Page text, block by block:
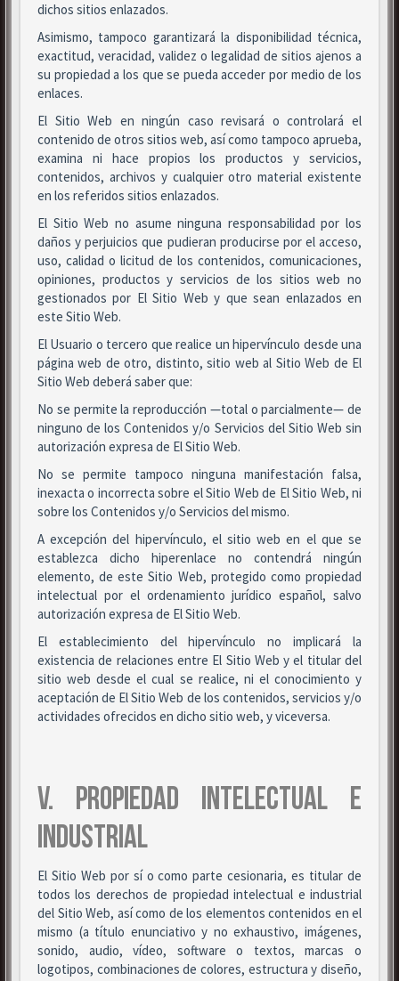
dichos sitios enlazados.
Asimismo, tampoco garantizará la disponibilidad técnica,
exactitud, veracidad, validez o legalidad de sitios ajenos a
su propiedad a los que se pueda acceder por medio de los
enlaces.
El Sitio Web en ningún caso revisará o controlará el
contenido de otros sitios web, así como tampoco aprueba,
examina ni hace propios los productos y servicios,
contenidos, archivos y cualquier otro material existente
en los referidos sitios enlazados.
El Sitio Web no asume ninguna responsabilidad por los
daños y perjuicios que pudieran producirse por el acceso,
uso, calidad o licitud de los contenidos, comunicaciones,
opiniones, productos y servicios de los sitios web no
gestionados por El Sitio Web y que sean enlazados en
este Sitio Web.
El Usuario o tercero que realice un hipervínculo desde una
página web de otro, distinto, sitio web al Sitio Web de El
Sitio Web deberá saber que:
No se permite la reproducción —total o parcialmente— de
ninguno de los Contenidos y/o Servicios del Sitio Web sin
autorización expresa de El Sitio Web.
No se permite tampoco ninguna manifestación falsa,
inexacta o incorrecta sobre el Sitio Web de El Sitio Web, ni
sobre los Contenidos y/o Servicios del mismo.
A excepción del hipervínculo, el sitio web en el que se
establezca dicho hiperenlace no contendrá ningún
elemento, de este Sitio Web, protegido como propiedad
intelectual por el ordenamiento jurídico español, salvo
autorización expresa de El Sitio Web.
El establecimiento del hipervínculo no implicará la
existencia de relaciones entre El Sitio Web y el titular del
sitio web desde el cual se realice, ni el conocimiento y
aceptación de El Sitio Web de los contenidos, servicios y/o
actividades ofrecidos en dicho sitio web, y viceversa.
V. PROPIEDAD INTELECTUAL E
INDUSTRIAL
El Sitio Web por sí o como parte cesionaria, es titular de
todos los derechos de propiedad intelectual e industrial
del Sitio Web, así como de los elementos contenidos en el
mismo (a título enunciativo y no exhaustivo, imágenes,
sonido, audio, vídeo, software o textos, marcas o
logotipos, combinaciones de colores, estructura y diseño,